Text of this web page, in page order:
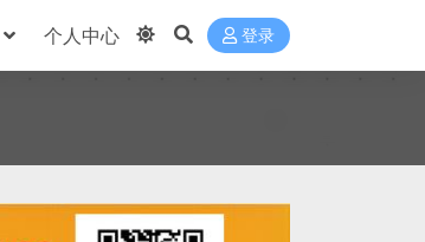
个人中心 登录